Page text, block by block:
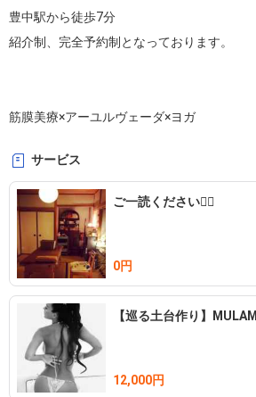
豊中駅から徒歩7分
紹介制、完全予約制となっております。
筋膜美療×アーユルヴェーダ×ヨガ
歪み・滞り・不調の根本にアプローチ
カラダとココロ、巡りのいい
本来の自分へ還るケアを。
※まずは、
▶︎ご希望のお日にち
▶︎ご予約確認送信するメールアドレス
をLINEにてお知らせください
サービス
ご一読ください💁‍♀️
0円
【巡る土台作り】MULAM
12,000円